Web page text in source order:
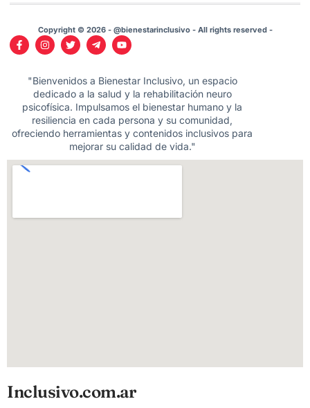
Copyright © 2026 - @bienestarinclusivo - All rights reserved -
"Bienvenidos a Bienestar Inclusivo, un espacio
dedicado a la salud y la rehabilitación neuro
psicofísica. Impulsamos el bienestar humano y la
resiliencia en cada persona y su comunidad,
ofreciendo herramientas y contenidos inclusivos para
mejorar su calidad de vida."
Inclusivo.com.ar